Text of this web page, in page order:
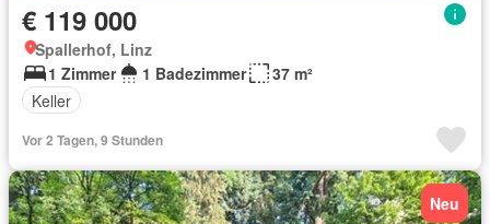
€ 119 000
Spallerhof, Linz
1 Zimmer
1 Badezimmer
37 m²
Keller
Vor 2 Tagen, 9 Stunden
Neu